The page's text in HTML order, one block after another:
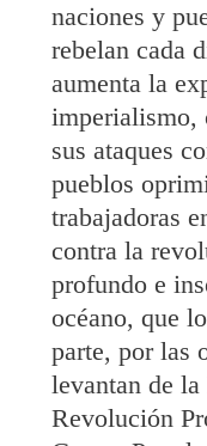
naciones y
rebelan cada
aumenta la
imperialismo,
sus ataques
pueblos
trabajadoras
contra la
profundo e
océano, que
parte, por las
levantan de
Revolución